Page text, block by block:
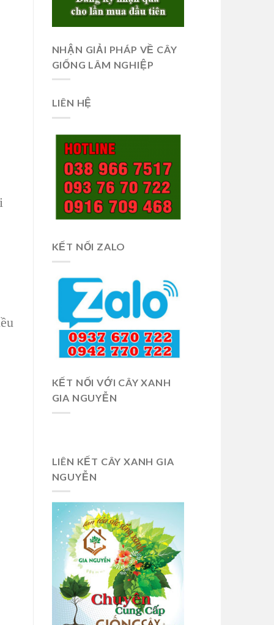
NHẬN GIẢI PHÁP VỀ CÂY
GIỐNG LÂM NGHIỆP
LIÊN HỆ
KẾT NỐI ZALO
KẾT NỐI VỚI CÂY XANH
GIA NGUYỄN
LIÊN KẾT CÂY XANH GIA
NGUYỄN